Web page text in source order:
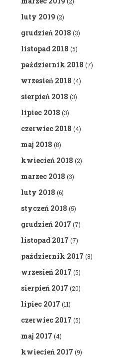
luty 2019 (2)
grudzień 2018 (3)
listopad 2018 (5)
październik 2018 (7)
wrzesień 2018 (4)
sierpień 2018 (3)
lipiec 2018 (3)
czerwiec 2018 (4)
maj 2018 (8)
kwiecień 2018 (2)
marzec 2018 (3)
luty 2018 (6)
styczeń 2018 (5)
grudzień 2017 (7)
listopad 2017 (7)
październik 2017 (8)
wrzesień 2017 (5)
sierpień 2017 (20)
lipiec 2017 (11)
czerwiec 2017 (5)
maj 2017 (4)
kwiecień 2017 (9)